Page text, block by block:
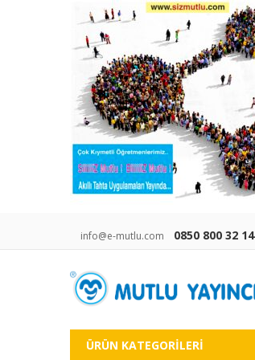
info@e-mutlu.com 0850 800 32 14
ÜRÜN KATEGORILERI